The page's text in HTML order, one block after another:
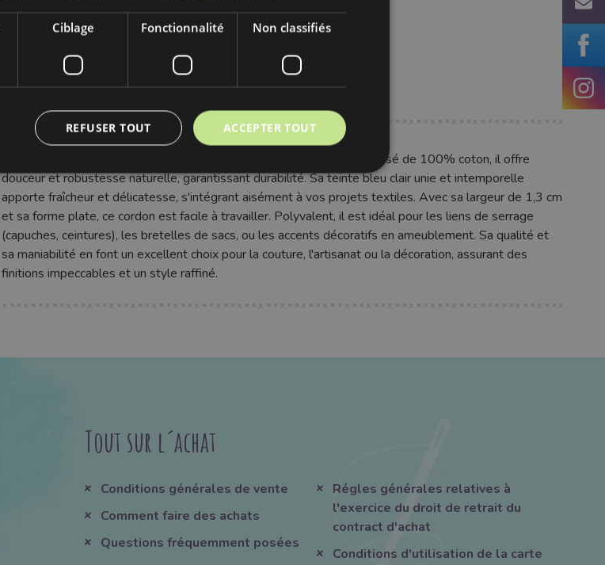
Largeur: 1.3 cm
bleu
Découvrez le Cordon coton tubulaire plat 13 mm en baby blue. Composé de 100% coton, il offre
douceur et robustesse naturelle, garantissant durabilité. Sa teinte bleu clair unie et intemporelle
apporte fraîcheur et délicatesse, s'intégrant aisément à vos projets textiles. Avec sa largeur de 1,3 cm
et sa forme plate, ce cordon est facile à travailler. Polyvalent, il est idéal pour les liens de serrage
(capuches, ceintures), les bretelles de sacs, ou les accents décoratifs en ameublement. Sa qualité et
sa maniabilité en font un excellent choix pour la couture, l'artisanat ou la décoration, assurant des
finitions impeccables et un style raffiné.
Tout sur l´achat
Conditions générales de vente
Comment faire des achats
Questions fréquemment posées
Régles générales relatives à
l'exercice du droit de retrait du
contract d'achat
Conditions d'utilisation de la carte
Ciblage Fonctionnalité Non classifiés
ACCEPTER TOUT
REFUSER TOUT